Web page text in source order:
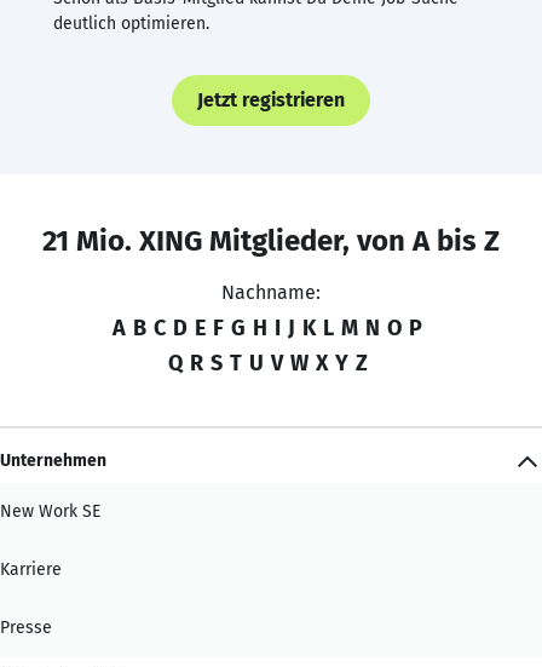
deutlich optimieren.
Jetzt registrieren
21 Mio. XING Mitglieder, von A bis Z
Nachname:
A B C D E F G H I J K L M N O P
Q R S T U V W X Y Z
Unternehmen
New Work SE
Karriere
Presse